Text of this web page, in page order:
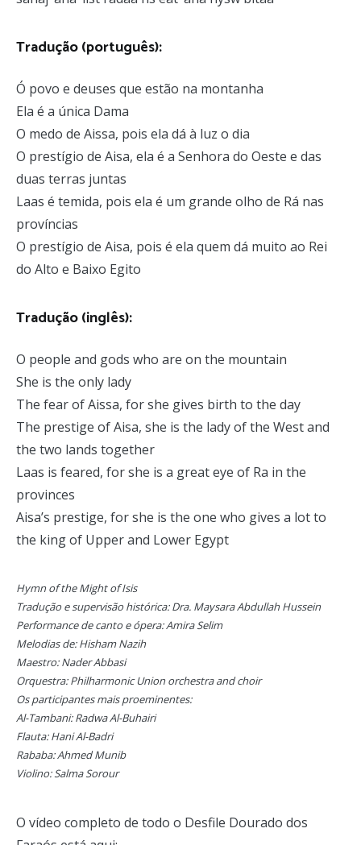
Tradução (português):
Ó povo e deuses que estão na montanha
Ela é a única Dama
O medo de Aissa, pois ela dá à luz o dia
O prestígio de Aisa, ela é a Senhora do Oeste e das
duas terras juntas
Laas é temida, pois ela é um grande olho de Rá nas
províncias
O prestígio de Aisa, pois é ela quem dá muito ao Rei
do Alto e Baixo Egito
Tradução (inglês):
O people and gods who are on the mountain
She is the only lady
The fear of Aissa, for she gives birth to the day
The prestige of Aisa, she is the lady of the West and
the two lands together
Laas is feared, for she is a great eye of Ra in the
provinces
Aisa’s prestige, for she is the one who gives a lot to
the king of Upper and Lower Egypt
Hymn of the Might of Isis
Tradução e supervisão histórica: Dra. Maysara Abdullah Hussein
Performance de canto e ópera: Amira Selim
Melodias de: Hisham Nazih
Maestro: Nader Abbasi
Orquestra: Philharmonic Union orchestra and choir
Os participantes mais proeminentes:
Al-Tambani: Radwa Al-Buhairi
Flauta: Hani Al-Badri
Rababa: Ahmed Munib
Violino: Salma Sorour
O vídeo completo de todo o Desfile Dourado dos